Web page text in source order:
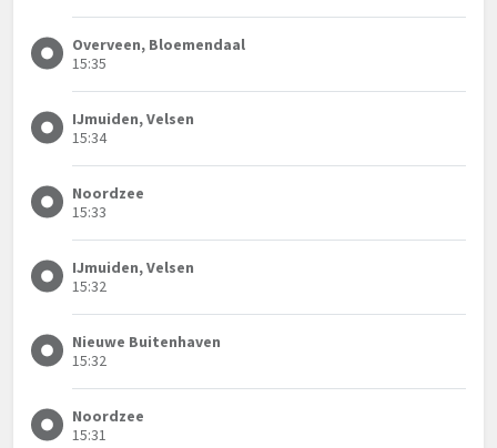
Overveen, Bloemendaal
15:35
IJmuiden, Velsen
15:34
Noordzee
15:33
IJmuiden, Velsen
15:32
Nieuwe Buitenhaven
15:32
Noordzee
15:31